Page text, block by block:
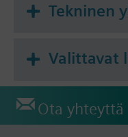
Tekninen
Valittavat
Ota yhteyttä